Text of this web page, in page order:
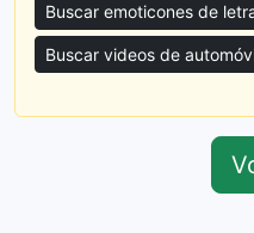
Buscar emoticones de
Buscar videos de